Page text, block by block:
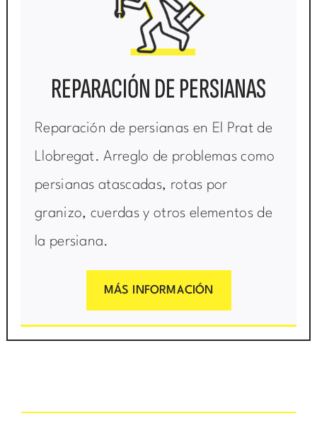
REPARACIÓN DE PERSIANAS
Reparación de persianas en El Prat de
Llobregat. Arreglo de problemas como
persianas atascadas, rotas por
granizo, cuerdas y otros elementos de
la persiana.
MÁS INFORMACIÓN